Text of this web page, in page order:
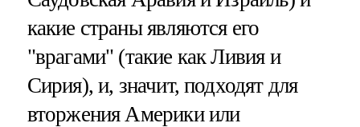
какие страны являются его
"врагами" (такие как Ливия и
Сирия), и, значит, подходят для
вторжения Америки или